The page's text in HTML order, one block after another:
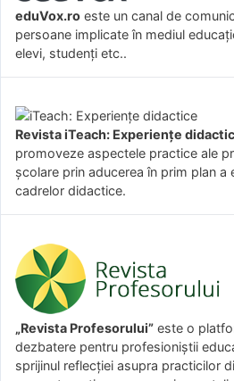
eduVox.ro este un canal de
persoane implicate în mediul
elevi, studenți etc..
Revista iTeach: Experienţe
promoveze aspectele practice ale
şcolare prin aducerea în prim plan a
cadrelor didactice.
„Revista Profesorului” este o
dezbatere pentru profesioniștii
sprijinul reflecției asupra practicilor